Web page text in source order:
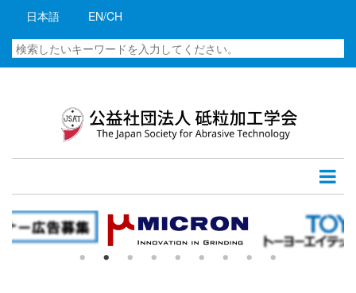
コ
に
動
日本語 EN/CH
検
索